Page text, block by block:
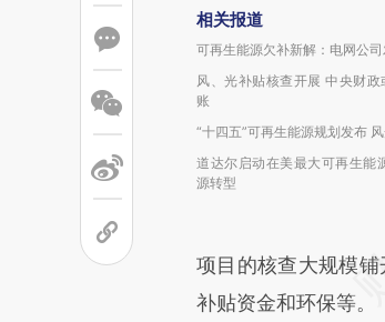
相关报道
可再生能源欠补新解：电网公
风、光补贴核查开展 中央财政
账
“十四五”可再生能源规划发布
道达尔启动在美最大可再生能
源转型
项目的核查大规模铺
补贴资金和环保等。